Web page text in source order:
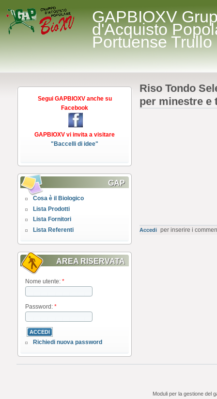
GAPBIOXV
d'Acquisto
Portuense Trullo
Segui GAPBIOXV anche su
Facebook
GAPBIOXV vi invita a visitare
"Baccelli di idee"
GAP
Cosa è il Biologico
Lista Prodotti
Lista Fornitori
Lista Referenti
AREA RISERVATA
Nome utente: *
Password: *
Richiedi nuova password
Riso Tondo
per minestre e
Accedi per inserire i
Moduli per la gestione del